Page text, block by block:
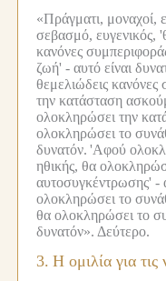
«Πράγματι, μοναχοί,
σεβασμό, ευγενικός,
κανόνες
ζωή' - αυτό είναι
θεμελιώδεις
την κατάσταση
ολοκληρώσει την
ολοκληρώσει το
δυνατόν. 'Αφού
ηθικής, θα
αυτοσυγκέντρωσης' -
ολοκληρώσει το
θα ολοκληρώσει το
δυνατόν». Δεύτερο.
3. Η ομιλία για τις